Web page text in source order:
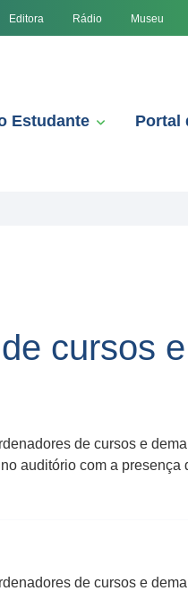
Editora Rádio Museu
Estudante Portal
cursos
de cursos e
auditório com a presença
de cursos e